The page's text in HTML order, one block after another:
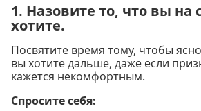
1. Назовите то, что вы на
хотите.
Посвятите время тому, чтобы
вы хотите дальше, даже если
кажется некомфортным.
Спросите себя: